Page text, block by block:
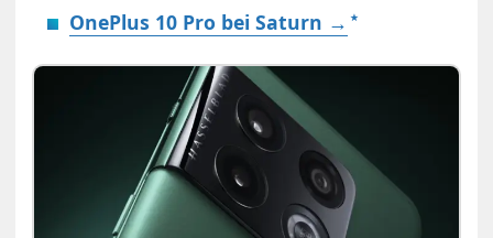
OnePlus 10 Pro bei Saturn →